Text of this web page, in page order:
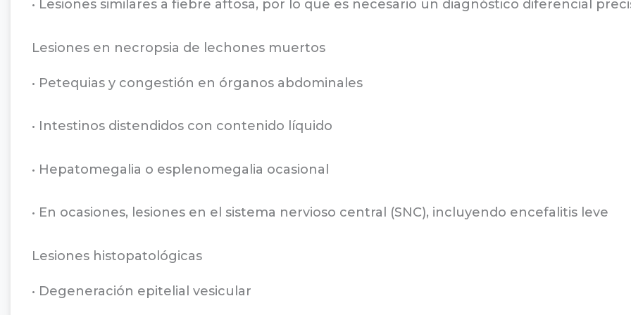
• Lesiones similares a fiebre aftosa, por lo que es necesario un diagnóstico diferencial
Lesiones en necropsia de lechones muertos
• Petequias y congestión en órganos abdominales
• Intestinos distendidos con contenido líquido
• Hepatomegalia o esplenomegalia ocasional
• En ocasiones, lesiones en el sistema nervioso central (SNC), incluyendo encefalitis leve
Lesiones histopatológicas
• Degeneración epitelial vesicular